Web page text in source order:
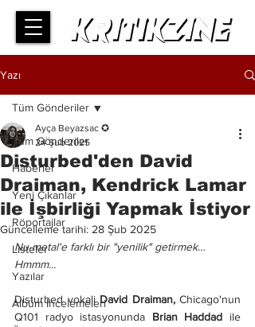
Yazı
Tüm Gönderiler
Haberler
Yeni Çıkanlar
Röportajlar
Listeler
Yazılar
Albüm İncelemeleri
Tüm Gönderiler
Disturbed'den David
Draiman, Kendrick Lamar
ile İşbirliği Yapmak İstiyor
Ayça Beyazsac ✪
24 Şub 2025
Güncelleme tarihi: 28 Şub 2025
Nu-metal'e farklı bir "yenilik" getirmek…
Hmmm...
Disturbed vokali David Draiman, Chicago'nun
Q101 radyo istasyonunda Brian Haddad ile